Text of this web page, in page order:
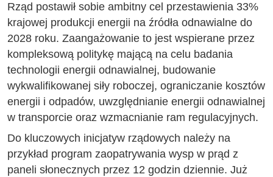
Rząd postawił sobie ambitny cel przestawienia 33%
krajowej produkcji energii na źródła odnawialne do
2028 roku. Zaangażowanie to jest wspierane przez
kompleksową politykę mającą na celu badania
technologii energii odnawialnej, budowanie
wykwalifikowanej siły roboczej, ograniczanie kosztów
energii i odpadów, uwzględnianie energii odnawialnej
w transporcie oraz wzmacnianie ram regulacyjnych.
Do kluczowych inicjatyw rządowych należy na
przykład program zaopatrywania wysp w prąd z
paneli słonecznych przez 12 godzin dziennie. Już